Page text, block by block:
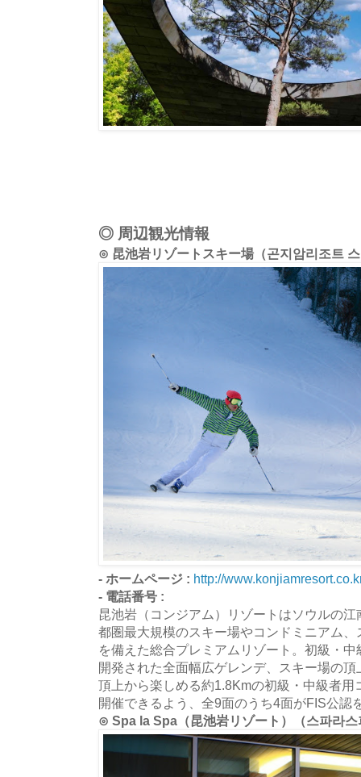
◎ 周辺観光情報
⊙ 昆池岩リゾートスキー場（곤지암리조트
- ホームページ : http://
- 電話番号 :
昆池岩（コンジアム）リゾートはソウルの
都圏最大規模のスキー場やコンドミニアム
を備えた総合プレミアムリゾート。初級・
開発された全面幅広ゲレンデ、スキー場の
頂上から楽しめる約1.8Kmの初級・中級者
開催できるよう、全9面のうち4面がFIS公認
⊙ Spa la Spa（昆池岩リゾート）（스파라